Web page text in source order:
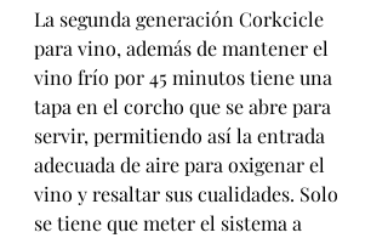
La segunda generación Corkcicle
para vino, además de mantener el
vino frío por 45 minutos tiene una
tapa en el corcho que se abre para
servir, permitiendo así la entrada
adecuada de aire para oxigenar el
vino y resaltar sus cualidades. Solo
se tiene que meter el sistema a